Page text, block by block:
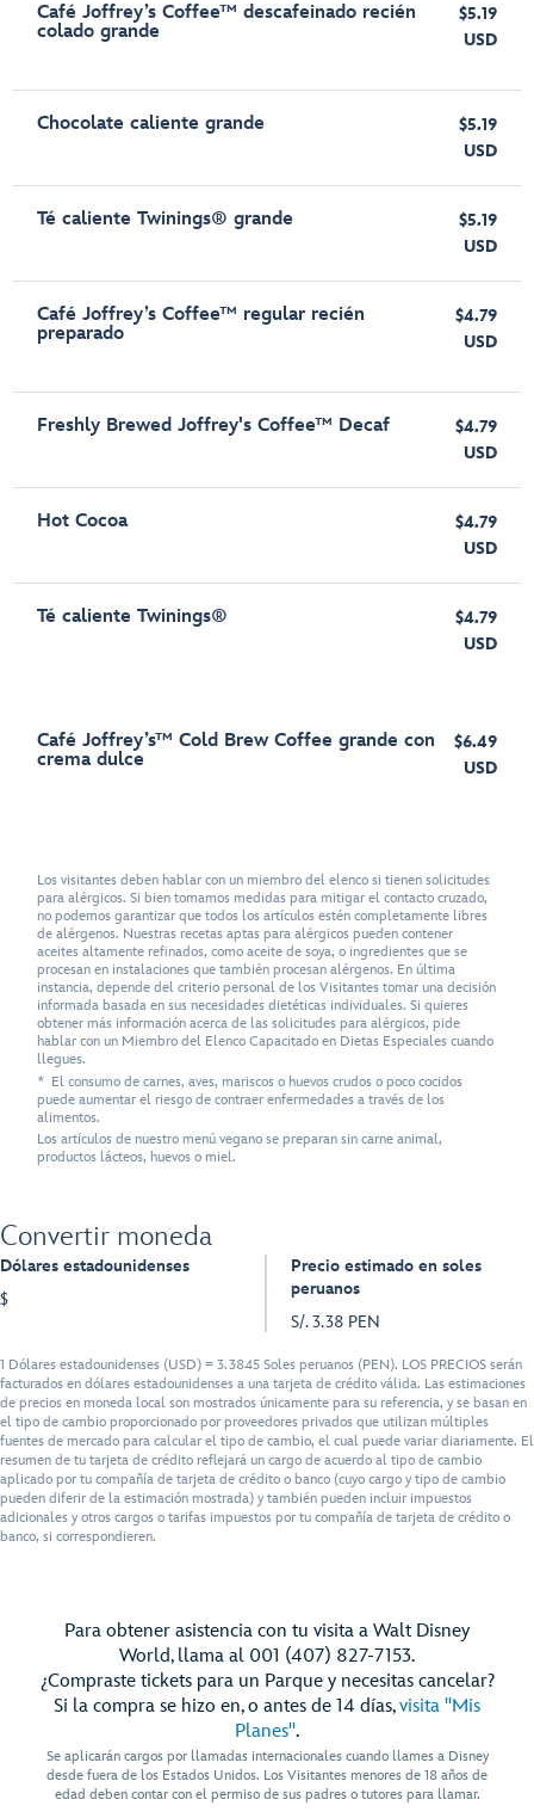
Café Joffrey’s Coffee™ descafeinado recién
colado grande
$5.19
USD
Chocolate caliente grande
$5.19
USD
Té caliente Twinings® grande
$5.19
USD
Café Joffrey’s Coffee™ regular recién
preparado
$4.79
USD
Freshly Brewed Joffrey's Coffee™ Decaf
$4.79
USD
Hot Cocoa
$4.79
USD
Té caliente Twinings®
$4.79
USD
Café Joffrey’s™ Cold Brew Coffee grande con
crema dulce
$6.49
USD
Los visitantes deben hablar con un miembro del elenco si tienen solicitudes
para alérgicos. Si bien tomamos medidas para mitigar el contacto cruzado,
no podemos garantizar que todos los artículos estén completamente libres
de alérgenos. Nuestras recetas aptas para alérgicos pueden contener
aceites altamente refinados, como aceite de soya, o ingredientes que se
procesan en instalaciones que también procesan alérgenos. En última
instancia, depende del criterio personal de los Visitantes tomar una decisión
informada basada en sus necesidades dietéticas individuales. Si quieres
obtener más información acerca de las solicitudes para alérgicos, pide
hablar con un Miembro del Elenco Capacitado en Dietas Especiales cuando
llegues.
* El consumo de carnes, aves, mariscos o huevos crudos o poco cocidos
puede aumentar el riesgo de contraer enfermedades a través de los
alimentos.
Los artículos de nuestro menú vegano se preparan sin carne animal,
productos lácteos, huevos o miel.
Convertir moneda
Dólares estadounidenses
$
Precio estimado en soles
peruanos
S/. 3.38 PEN
1 Dólares estadounidenses (USD) = 3.3845 Soles peruanos (PEN). LOS PRECIOS serán
facturados en dólares estadounidenses a una tarjeta de crédito válida. Las estimaciones
de precios en moneda local son mostrados únicamente para su referencia, y se basan en
el tipo de cambio proporcionado por proveedores privados que utilizan múltiples
fuentes de mercado para calcular el tipo de cambio, el cual puede variar diariamente. El
resumen de tu tarjeta de crédito reflejará un cargo de acuerdo al tipo de cambio
aplicado por tu compañía de tarjeta de crédito o banco (cuyo cargo y tipo de cambio
pueden diferir de la estimación mostrada) y también pueden incluir impuestos
adicionales y otros cargos o tarifas impuestos por tu compañía de tarjeta de crédito o
banco, si correspondieren.
Para obtener asistencia con tu visita a Walt Disney
World, llama al 001 (407) 827-7153.
¿Compraste tickets para un Parque y necesitas cancelar?
Si la compra se hizo en, o antes de 14 días,visita "Mis
Planes".
Se aplicarán cargos por llamadas internacionales cuando llames a Disney
desde fuera de los Estados Unidos. Los Visitantes menores de 18 años de
edad deben contar con el permiso de sus padres o tutores para llamar.